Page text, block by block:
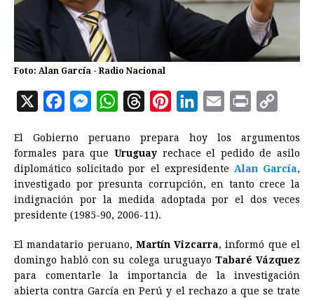
Foto: Alan García - Radio Nacional
X
c
e
b
o
k
M
s
s
e
n
e
r
W
a
t
s
A
p
r
e
a
d
n
t
e
r
s
n
k
e
d
n
a
i
i
n
t
p
y
L
i
k
El Gobierno peruano prepara hoy los argumentos
formales para que Uruguayrechace el pedido de asilo
diplomático solicitado por el expresidente Alan García,
investigado por presunta corrupción, en tanto crece la
indignación por la medida adoptada por el dos veces
presidente (1985-90, 2006-11).
El mandatario peruano, Martín Vizcarra, informó que el
domingo habló con su colega uruguayo Tabaré Vázquez
para comentarle la importancia de la investigación
abierta contra García en Perú y el rechazo a que se trate